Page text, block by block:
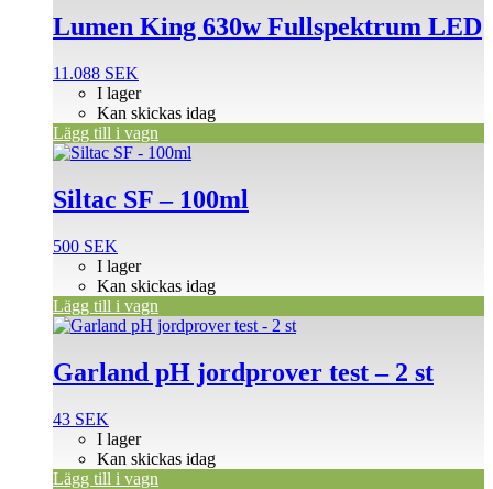
Lumen King 630w Fullspektrum LED
11.088 SEK
I lager
Kan skickas idag
Lägg till i vagn
Siltac SF – 100ml
500 SEK
I lager
Kan skickas idag
Lägg till i vagn
Garland pH jordprover test – 2 st
43 SEK
I lager
Kan skickas idag
Lägg till i vagn